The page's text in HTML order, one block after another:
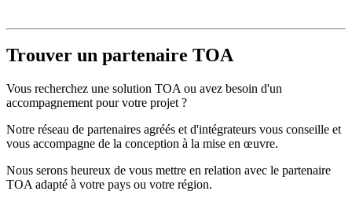
Trouver un partenaire TOA
Vous recherchez une solution TOA ou avez besoin d'un
accompagnement pour votre projet ?
Notre réseau de partenaires agréés et d'intégrateurs vous conseille et
vous accompagne de la conception à la mise en œuvre.
Nous serons heureux de vous mettre en relation avec le partenaire
TOA adapté à votre pays ou votre région.